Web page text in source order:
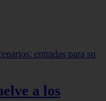
a los